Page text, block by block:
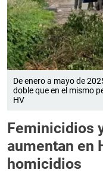
De enero a mayo de
doble que en el mismo
HV
Feminicidios
aumentan en
homicidios